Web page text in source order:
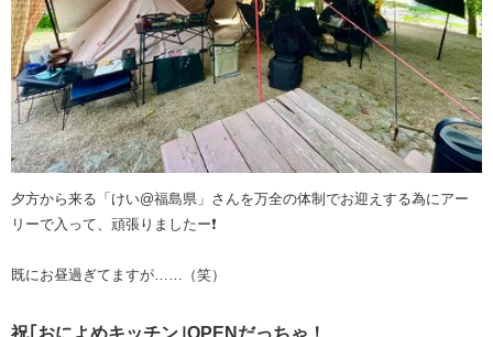
夕方から来る「けい@福島県」さんを万全の体制でお迎えする為にアー
リーで入って、頑張りましたー❗️
既にお昼過ぎてますが……（笑）
祝｢おによめキッチン｣OPENだっちゃ！